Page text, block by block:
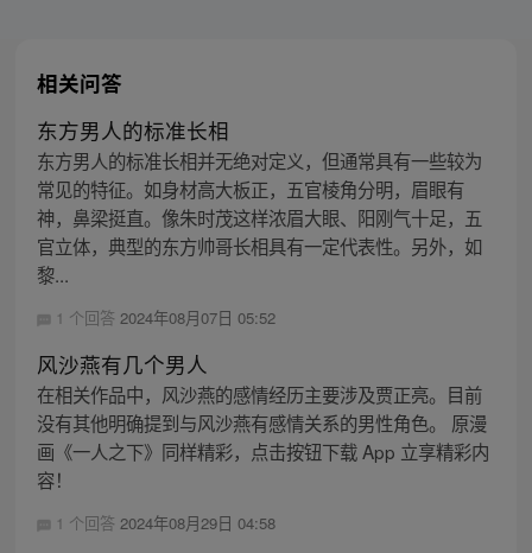
相关问答
东方男人的标准长相
东方男人的标准长相并无绝对定义，但通常具有一些较为
常见的特征。如身材高大板正，五官棱角分明，眉眼有
神，鼻梁挺直。像朱时茂这样浓眉大眼、阳刚气十足，五
官立体，典型的东方帅哥长相具有一定代表性。另外，如
黎...
1 个回答 2024年08月07日 05:52
风沙燕有几个男人
在相关作品中，风沙燕的感情经历主要涉及贾正亮。目前
没有其他明确提到与风沙燕有感情关系的男性角色。 原漫
画《一人之下》同样精彩，点击按钮下载 App 立享精彩内
容！
1 个回答 2024年08月29日 04:58